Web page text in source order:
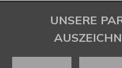
UNSERE